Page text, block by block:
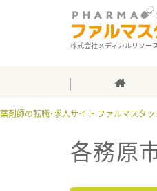
株式会社メディカルリソー
薬剤師の転職・求人サイト ファルマスタッ
各務原